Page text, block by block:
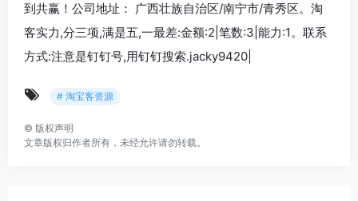
到共赢！公司地址： 广西壮族自治区/南宁市/青秀区。淘
客实力,分三项,满是五,一最差:金额:2|笔数:3|能力:1。联系
方式:注意是钉钉号,用钉钉搜索.jacky9420|
# 淘宝客资源
© 版权声明
文章版权归作者所有，未经允许请勿转载。